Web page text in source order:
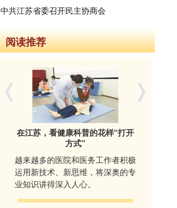
中共江苏省委召开民主协商会
阅读推荐
在江苏，看健康科普的花样“打开
方式”
越来越多的医院和医务工作者积极
运用新技术、新思维，将深奥的专
业知识讲得深入人心。